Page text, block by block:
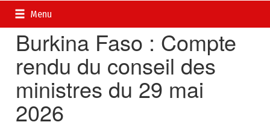
Menu
Accueil>
Burkina Faso : Compte
rendu du conseil des
ministres du 29 mai
2026